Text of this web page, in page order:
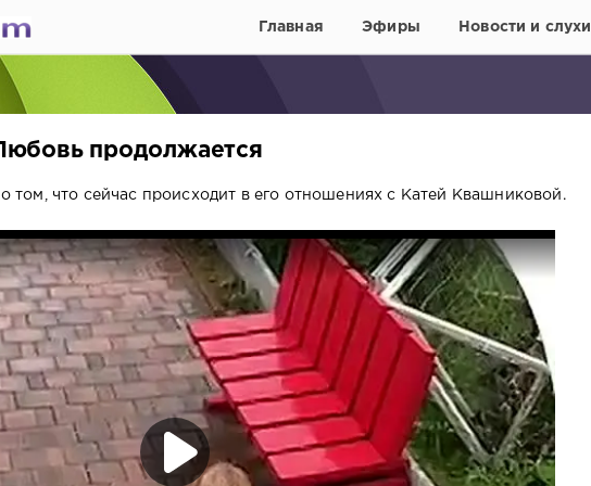
Главная Эфиры Новости и слухи
продолжается
том, что сейчас происходит в его отношениях с Катей Квашниковой.